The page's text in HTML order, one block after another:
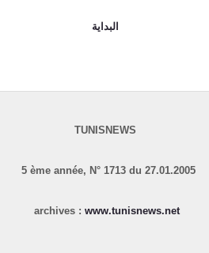
البداية
TUNISNEWS
5 ème année, N° 1713 du 27.01.2005
archives : www.tunisnews.net